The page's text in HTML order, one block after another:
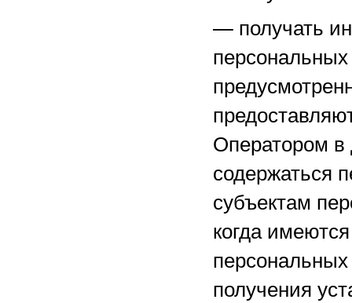
— получать
Оператором
содержаться
субъектам
когда
получения